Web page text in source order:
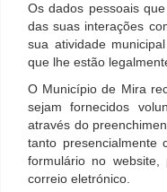
Os dados pessoais
das suas interações
sua atividade
que lhe estão
O Município de Mira
sejam fornecidos
através do
tanto presencialmente
formulário no
correio eletrónico.